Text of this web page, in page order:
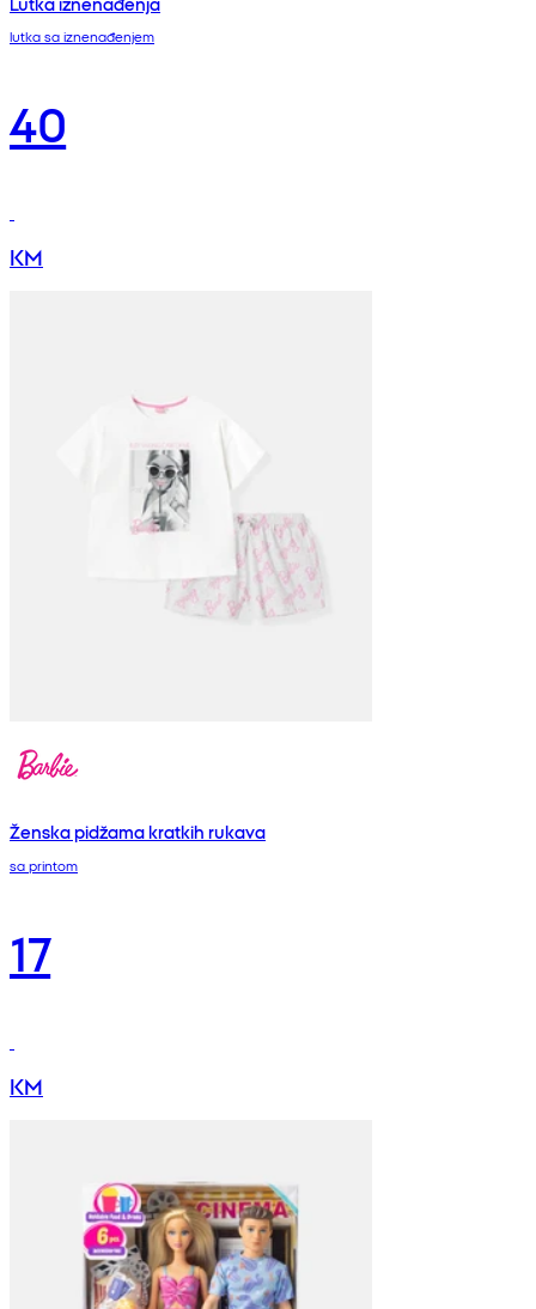
lutka sa iznenađenjem
40
KM
Ženska pidžama kratkih rukava
sa printom
17
KM